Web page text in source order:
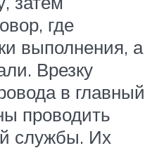
где
выполнения, а
Врезку
в главный
проводить
службы. Их